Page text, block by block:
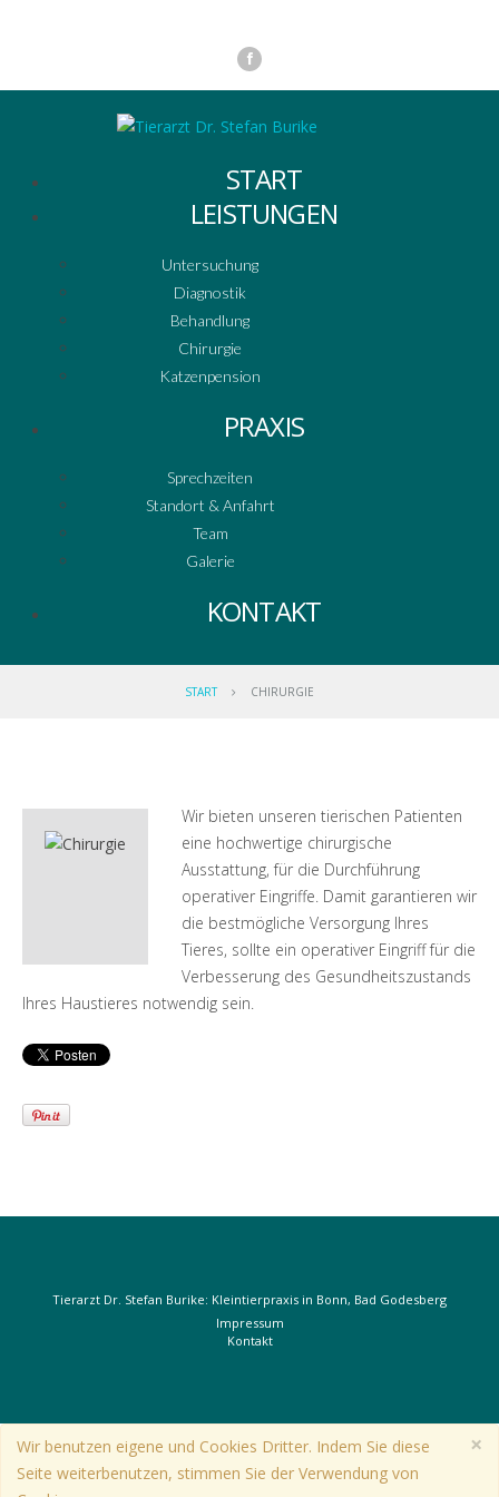
START
LEISTUNGEN
Untersuchung
Diagnostik
Behandlung
Chirurgie
Katzenpension
PRAXIS
Sprechzeiten
Standort & Anfahrt
Team
Galerie
KONTAKT
START CHIRURGIE
Wir bieten unseren tierischen Patienten
eine hochwertige chirurgische
Ausstattung, für die Durchführung
operativer Eingriffe. Damit garantieren wir
die bestmögliche Versorgung Ihres
Tieres, sollte ein operativer Eingriff für die
Verbesserung des Gesundheitszustands
Ihres Haustieres notwendig sein.
Tierarzt Dr. Stefan Burike: Kleintierpraxis in Bonn, Bad Godesberg
Impressum
Kontakt
×
Wir benutzen eigene und Cookies Dritter. Indem Sie diese
Seite weiterbenutzen, stimmen Sie der Verwendung von